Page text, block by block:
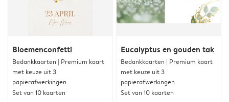
Bloemenconfetti
Bedankkaarten | Premium kaart
met keuze uit 3
papierafwerkingen
Set van 10 kaarten
Eucalyptus en gouden tak
Bedankkaarten | Premium kaart
met keuze uit 3
papierafwerkingen
Set van 10 kaarten